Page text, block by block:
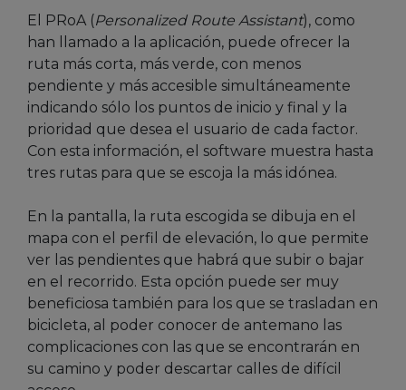
El PRoA (Personalized Route Assistant), como
han llamado a la aplicación, puede ofrecer la
ruta más corta, más verde, con menos
pendiente y más accesible simultáneamente
indicando sólo los puntos de inicio y final y la
prioridad que desea el usuario de cada factor.
Con esta información, el software muestra hasta
tres rutas para que se escoja la más idónea.
En la pantalla, la ruta escogida se dibuja en el
mapa con el perfil de elevación, lo que permite
ver las pendientes que habrá que subir o bajar
en el recorrido. Esta opción puede ser muy
beneficiosa también para los que se trasladan en
bicicleta, al poder conocer de antemano las
complicaciones con las que se encontrarán en
su camino y poder descartar calles de difícil